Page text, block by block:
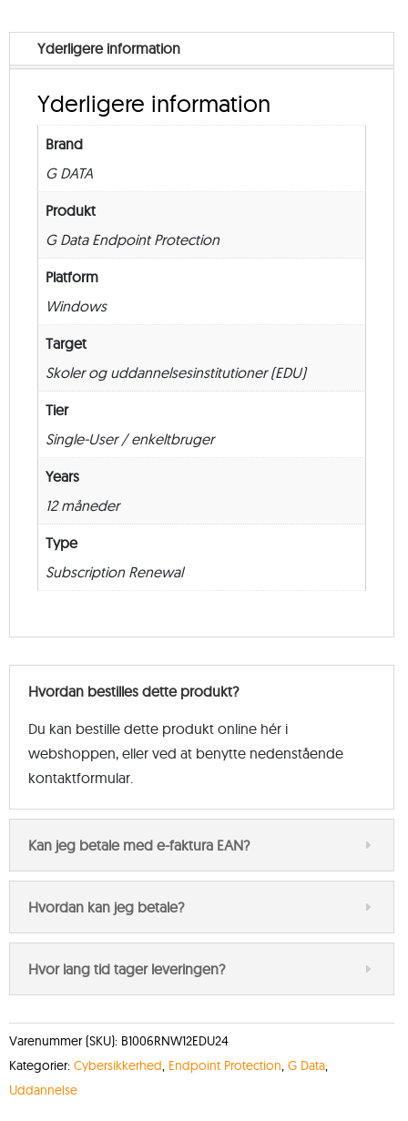
BUSINESS
+
MAIL
from
10
måneder
Yderligere information
Yderligere information
Brand
G DATA
Produkt
G Data Endpoint Protection
Platform
Windows
Target
Skoler og uddannelsesinstitutioner (EDU)
Tier
Single-User / enkeltbruger
Years
12 måneder
Type
Subscription Renewal
Hvordan bestilles dette produkt?
Du kan bestille dette produkt online hér i
webshoppen, eller ved at benytte nedenstående
kontaktformular.
Kan jeg betale med e-faktura EAN?
Hvordan kan jeg betale?
Hvor lang tid tager leveringen?
Varenummer (SKU): B1006RNW12EDU24
Kategorier: Cybersikkerhed, Endpoint Protection, G Data,
Uddannelse